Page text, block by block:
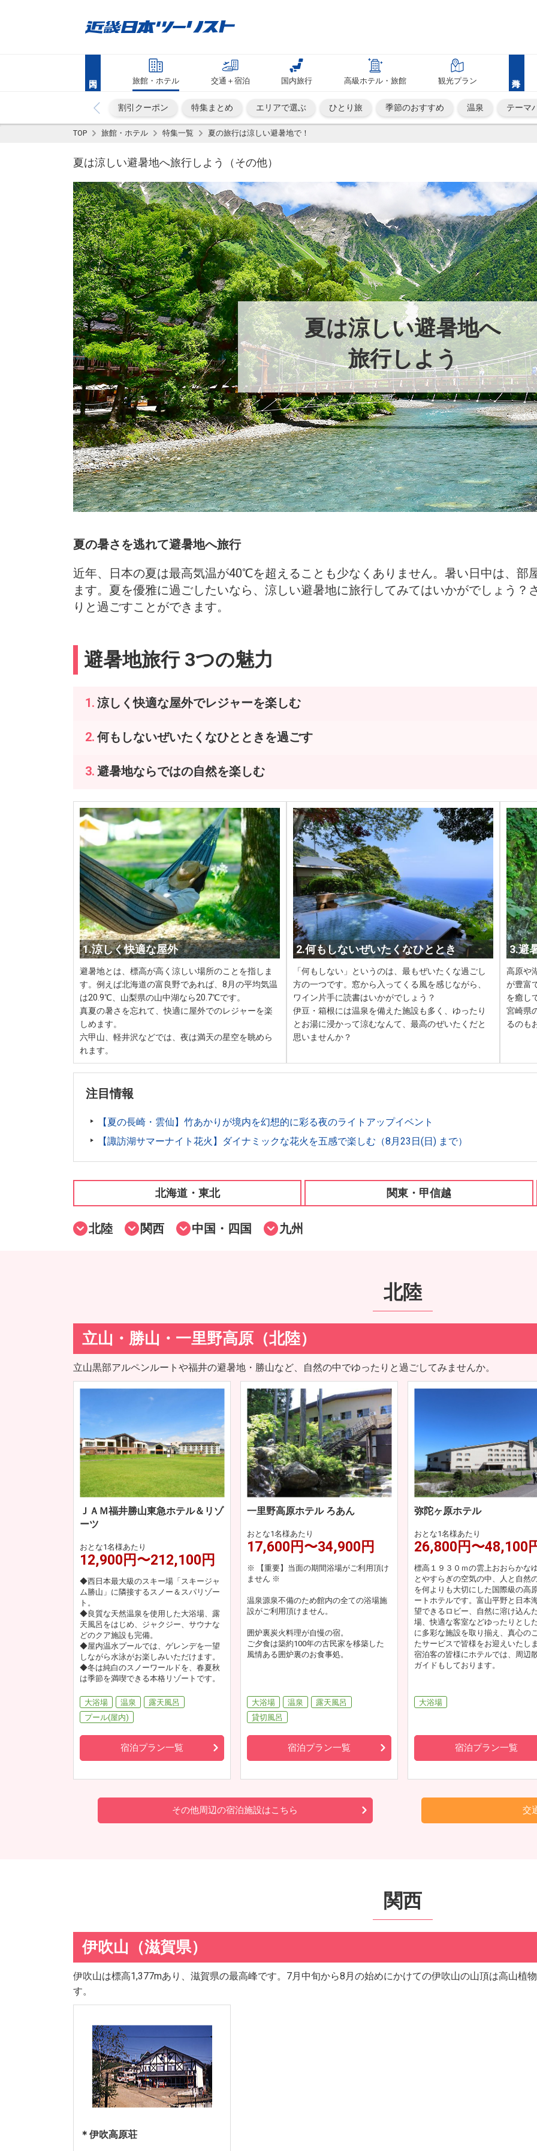
旅館・ホテル 交通＋宿泊 国内旅行 高級ホテル・旅館 観光プラン
割引クーポン 特集まとめ エリアで選ぶ ひとり旅 季節のおすすめ 温泉 テーマ
TOP 旅館・ホテル 特集一覧 夏の旅行は涼しい避暑地で！
夏は涼しい避暑地へ旅行しよう（その他）
夏は涼しい避暑地へ
旅行しよう
夏の暑さを逃れて避暑地へ旅行
近年、日本の夏は最高気温が40℃を超えることも少なくありません。暑い日中は、部
ます。夏を優雅に過ごしたいなら、涼しい避暑地に旅行してみてはいかがでしょう？
りと過ごすことができます。
避暑地旅行 3つの魅力
涼しく快適な屋外でレジャーを楽しむ
何もしないぜいたくなひとときを過ごす
避暑地ならではの自然を楽しむ
1.涼しく快適な屋外
避暑地とは、標高が高く涼しい場所のことを指しま
す。例えば北海道の富良野であれば、8月の平均気温
は20.9℃、山梨県の山中湖なら20.7℃です。
真夏の暑さを忘れて、快適に屋外でのレジャーを楽
しめます。
六甲山、軽井沢などでは、夜は満天の星空を眺めら
れます。
2.何もしないぜいたくなひととき
「何もしない」というのは、最もぜいたくな過ごし
方の一つです。窓から入ってくる風を感じながら、
ワイン片手に読書はいかがでしょう？
伊豆・箱根には温泉を備えた施設も多く、ゆったり
とお湯に浸かって涼むなんて、最高のぜいたくだと
思いませんか？
3.避
高原や
が豊富
を癒し
宮崎県
るのも
注目情報
【夏の長崎・雲仙】竹あかりが境内を幻想的に彩る夜のライトアップイベント
【諏訪湖サマーナイト花火】ダイナミックな花火を五感で楽しむ（8月23日(日) まで）
北海道・東北 関東・甲信越
北陸 関西 中国・四国 九州
北陸
立山・勝山・一里野高原（北陸）
立山黒部アルペンルートや福井の避暑地・勝山など、自然の中でゆったりと過ごしてみませんか。
ＪＡＭ福井勝山東急ホテル＆リゾ
ーツ
おとな1名様あたり
12,900円〜212,100円
◆西日本最大級のスキー場「スキージャ
ム勝山」に隣接するスノー＆スパリゾー
ト。
◆良質な天然温泉を使用した大浴場、露
天風呂をはじめ、ジャクジー、サウナな
どのクア施設も完備。
◆屋内温水プールでは、ゲレンデを一望
しながら水泳がお楽しみいただけます。
◆冬は純白のスノーワールドを、春夏秋
は季節を満喫できる本格リゾートです。
大浴場 温泉
露天風呂
プール(屋内)
宿泊プラン一覧
一里野高原ホテル ろあん
おとな1名様あたり
17,600円〜34,900円
※ 【重要】当面の期間浴場がご利用頂け
ません ※
温泉源泉不備のため館内の全ての浴場施
設がご利用頂けません。
囲炉裏炭火料理が自慢の宿。
ご夕食は築約100年の古民家を移築した
風情ある囲炉裏のお食事処。
大浴場 温泉
露天風呂
貸切風呂
宿泊プラン一覧
弥陀ヶ原ホテル
おとな1名様あたり
26,800円〜48,100
標高１９３０ｍの雲上おおらかな
とやすらぎの空気の中、人と自然
を何よりも大切にした国際級の高
ートホテルです。富山平野と日本
望できるロビー、自然に溶け込ん
場、快適な客室などゆったりとし
に多彩な施設を取り揃え、真心の
たサービスで皆様をお迎えいたし
宿泊客の皆様にホテルでは、周辺
ガイドもしております。
大浴場
宿泊プラン一覧
その他周辺の宿泊施設はこちら 交
関西
伊吹山（滋賀県）
伊吹山は標高1,377mあり、滋賀県の最高峰です。7月中旬から8月の始めにかけての伊吹山の山頂は高山植
す。
＊伊吹高原荘